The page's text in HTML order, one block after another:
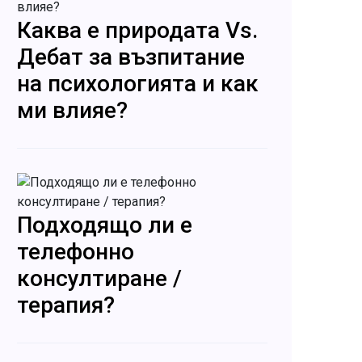
Каква е природата Vs.
Дебат за възпитание
на психологията и как
ми влияе?
Подходящо ли е
телефонно
консултиране /
терапия?